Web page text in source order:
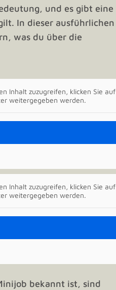
und es gibt eine
In dieser ausführlichen
was du über die
Inhalt zuzugreifen, klicken Sie auf
weitergegeben werden.
Inhalt zuzugreifen, klicken Sie auf
weitergegeben werden.
bekannt ist, sind